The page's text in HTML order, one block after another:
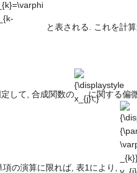
と表される. これを計
して, 合成関数の
x_{j}\,}
に関する偏
の演算に限れば, 表1により,